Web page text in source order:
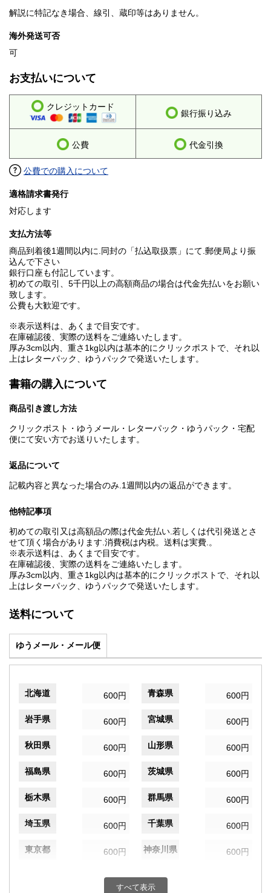
解説に特記なき場合、線引、蔵印等はありません。
海外発送可否
可
お支払いについて
クレジットカード
銀行振り込み
公費 代金引換
公費での購入について
適格請求書発行
対応します
支払方法等
商品到着後1週間以内に.同封の「払込取扱票」にて.郵便局より振
込んで下さい
銀行口座も付記しています。
初めての取引、5千円以上の高額商品の場合は代金先払いをお願い
致します。
公費も大歓迎です。
※表示送料は、あくまで目安です。
在庫確認後、実際の送料をご連絡いたします。
厚み3cm以内、重さ1kg以内は基本的にクリックポストで、それ以
上はレターパック、ゆうパックで発送いたします。
書籍の購入について
商品引き渡し方法
クリックポスト・ゆうメール・レターパック・ゆうパック・宅配
便にて安い方でお送りいたします。
返品について
記載内容と異なった場合のみ.1週間以内の返品ができます。
他特記事項
初めての取引又は高額品の際は代金先払い.若しくは代引発送とさ
せて頂く場合があります.消費税は内税。送料は実費.。
※表示送料は、あくまで目安です。
在庫確認後、実際の送料をご連絡いたします。
厚み3cm以内、重さ1kg以内は基本的にクリックポストで、それ以
上はレターパック、ゆうパックで発送いたします。
送料について
ゆうメール・メール便
北海道 600円 青森県 600円
岩手県 600円 宮城県 600円
秋田県 600円 山形県 600円
福島県 600円 茨城県 600円
栃木県 600円 群馬県 600円
埼玉県 600円 千葉県 600円
東京都 600円 神奈川県 600円
600円 富山県
すべて表示